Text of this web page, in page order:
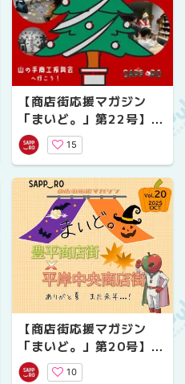
【商店街応援マガジン
「まいど。」第22号】山
の手商工振興会へ行こ
う！
15
【商店街応援マガジン
「まいど。」第20号】豊
平商店街・平岸中央商店
10